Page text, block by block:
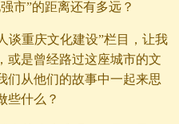
市”的距离还有多远？
谈重庆文化建设”栏目，让我
或是曾经路过这座城市的文
们从他们的故事中一起来思
些什么？